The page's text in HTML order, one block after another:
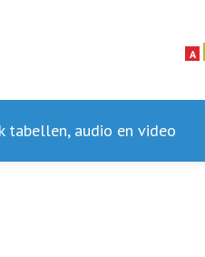
A
tabellen, audio en video